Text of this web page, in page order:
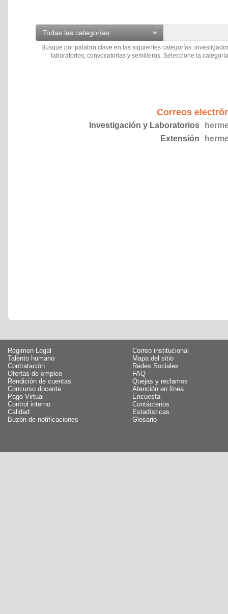
Todas las categorías
Busque por palabra clave en las siguientes categorías:
laboratorios, convocatorias y semilleros. Seleccione la
Correos
Investigación y Laboratorios
Extensión
Régimen Legal
Talento humano
Contratación
Ofertas de empleo
Rendición de cuentas
Concurso docente
Pago Virtual
Control interno
Calidad
Buzón de notificaciones
Correo institucional
Mapa del sitio
Redes Sociales
FAQ
Quejas y reclamos
Atención en línea
Encuesta
Contáctenos
Estadísticas
Glosario